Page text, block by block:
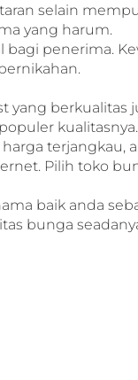
selain
yang harum.
bagi penerima.
yang berkualitas
kualitasnya.
terjangkau,
Pilih toko
baik anda
bunga